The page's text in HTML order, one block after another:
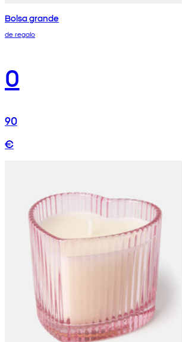
Bolsa grande
de regalo
0
90
€